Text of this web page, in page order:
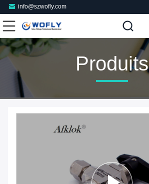
info@szwofly.com
Produits